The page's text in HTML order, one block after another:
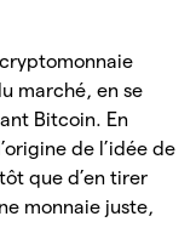
marché, en se
Bitcoin. En
de l’idée de
que d’en tirer
monnaie juste,